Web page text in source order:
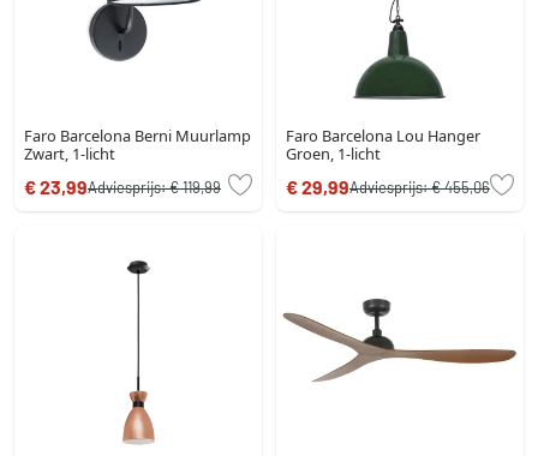
Faro Barcelona Berni Muurlamp
Zwart, 1-licht
€ 23,99Adviesprijs:€ 119,99
Faro Barcelona Lou Hanger
Groen, 1-licht
€ 29,99Adviesprijs:€ 455,06